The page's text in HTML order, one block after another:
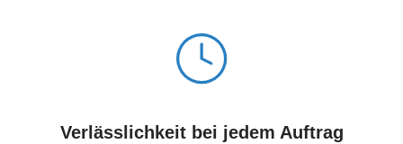
Verlässlichkeit bei jedem Auftrag